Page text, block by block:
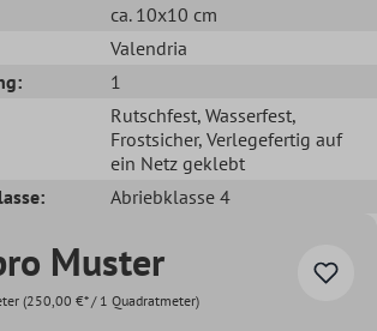
ca. 10x10 cm
Valendria
1
Rutschfest, Wasserfest,
Frostsicher, Verlegefertig auf
ein Netz geklebt
Abriebklasse 4
Muster
(250,00 €* / 1 Quadratmeter)